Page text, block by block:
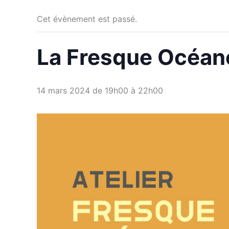
Cet évènement est passé.
La Fresque
14 mars 2024 de 19h00 à 22h00